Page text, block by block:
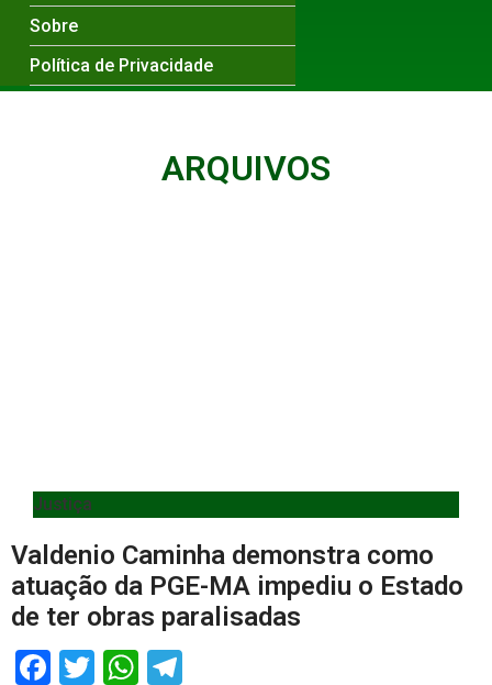
Sobre
Política de Privacidade
ARQUIVOS
Justiça
Valdenio Caminha demonstra como
atuação da PGE-MA impediu o Estado
de ter obras paralisadas
Facebook
TwitterWhatsApp